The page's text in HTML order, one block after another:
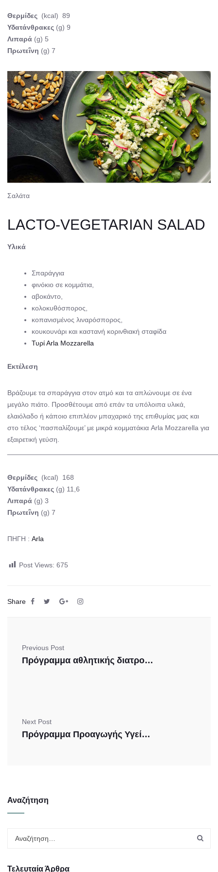
Θερμίδες (kcal) 89
Υδατάνθρακες (g) 9
Λιπαρά (g) 5
Πρωτεΐνη (g) 7
Σαλάτα
LACTO-VEGETARIAN SALAD
Υλικά
Σπαράγγια
φινόκιο σε κομμάτια,
αβοκάντο,
κολοκυθόσπορος,
κοπανισμένος λιναρόσπορος,
κουκουνάρι και καστανή κορινθιακή σταφίδα
Τυρί Αrla Mozzarella
Εκτέλεση
Βράζουμε τα σπαράγγια στον ατμό και τα απλώνουμε σε ένα
μεγάλο πιάτο. Προσθέτουμε από επάν τα υπόλοιπα υλικά,
ελαιόλαδο ή κάποιο επιπλέον μπαχαρικό της επιθυμίας μας και
στο τέλος ‘πασπαλίζουμε’ με μικρά κομματάκια Arla Mozzarella για
εξαιρετική γεύση.
Θερμίδες (kcal) 168
Υδατάνθρακες (g) 11,6
Λιπαρά (g) 3
Πρωτεΐνη (g) 7
ΠΗΓΗ : Arla
Post Views: 675
Share
Previous Post
Πρόγραμμα αθλητικής διατροφής για δρομείς της Δρ. Άννας Παπαγεωργίου
Next Post
Πρόγραμμα Προαγωγής Υγείας και Σωματικής Ευεξίας στην Εργασία
Αναζήτηση
Τελευταία Άρθρα